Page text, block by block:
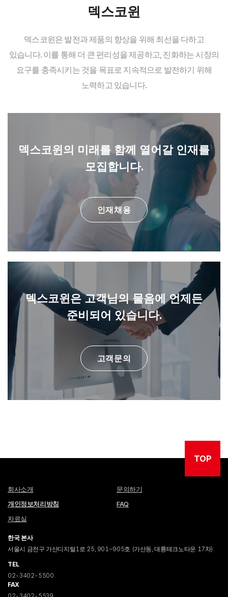
덱스코윈
덱스코윈은 발전과 제품의 향상을 위해 최선을 다하고
있습니다. 이를 통해 더 큰 편리성을 제공하고, 진화하는 시장의
요구를 충족시키는 것을 목표로 지속적으로 발전하기 위해
노력하고 있습니다.
덱스코윈의 미래를 함께 열어갈인재를
모집합니다.
인재채용
덱스코윈은 고객님의 물음에 언제든
준비되어 있습니다.
고객문의
TOP
회사소개
문의하기
개인정보처리방침
FAQ
자료실
한국 본사
서울시 금천구 가산디지털1로 25, 901~905호 (가산동, 대륭테크노타운 17차)
TEL
02-3402-5500
FAX